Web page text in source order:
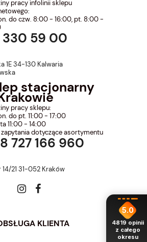
pracy infolinii sklepu
do czw. 8:00 - 16:00, pt. 8:00 -
330 59 00
1E 34-130 Kalwaria
stacjonarny
pracy sklepu:
do pt. 11:00 - 17:00
11:00 - 14:00
dotyczące asortymentu
727 166 960
14/21 31-052 Kraków
KLIENTA
5.0
4819 opinii
z całego
okresu